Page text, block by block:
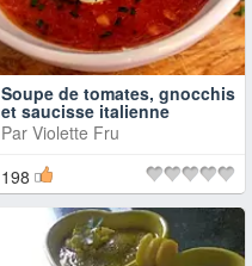
Soupe de tomates, gnocchis
et saucisse italienne
Par Violette Fru
198